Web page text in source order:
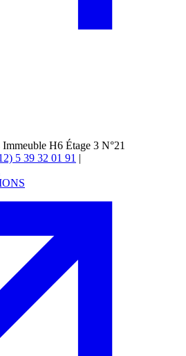
H6 Étage 3 N°21
5 39 32 01 91 |